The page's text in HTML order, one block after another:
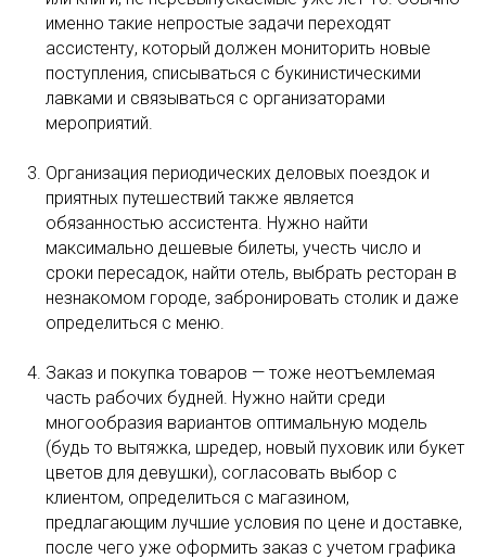
именно такие непростые задачи переходят
ассистенту, который должен мониторить новые
поступления, списываться с букинистическими
лавками и связываться с организаторами
мероприятий.
Организация периодических деловых поездок и
приятных путешествий также является
обязанностью ассистента. Нужно найти
максимально дешевые билеты, учесть число и
сроки пересадок, найти отель, выбрать ресторан в
незнакомом городе, забронировать столик и даже
определиться с меню.
Заказ и покупка товаров — тоже неотъемлемая
часть рабочих будней. Нужно найти среди
многообразия вариантов оптимальную модель
(будь то вытяжка, шредер, новый пуховик или букет
цветов для девушки), согласовать выбор с
клиентом, определиться с магазином,
предлагающим лучшие условия по цене и доставке,
после чего уже оформить заказ с учетом графика